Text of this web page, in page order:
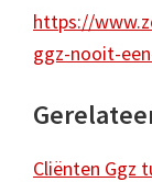
https://
ggz-nooit-
Cliënten Ggz